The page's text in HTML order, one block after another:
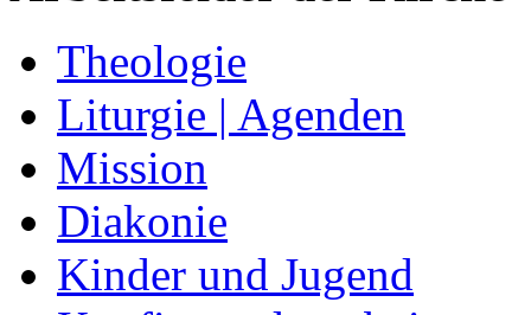
Theologie
Liturgie | Agenden
Mission
Diakonie
Kinder und Jugend